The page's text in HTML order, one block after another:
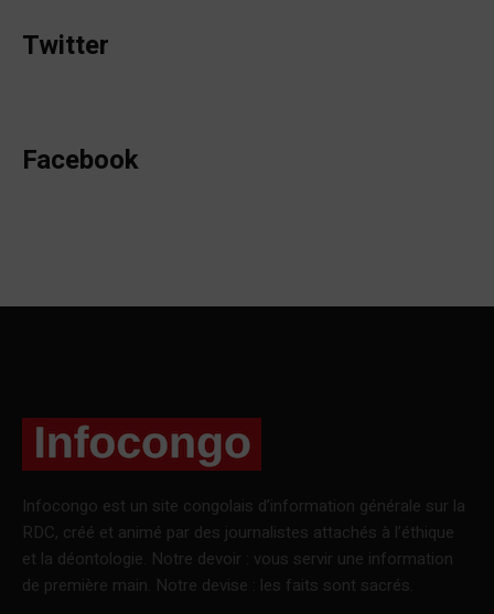
Twitter
Facebook
Infocongo est un site congolais d’information générale sur la
RDC, créé et animé par des journalistes attachés à l’éthique
et la déontologie. Notre devoir : vous servir une information
de première main. Notre devise : les faits sont sacrés.